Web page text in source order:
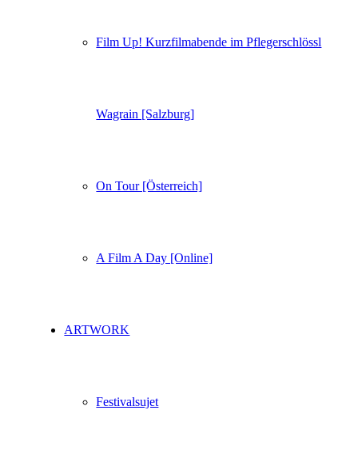
Film Up! Kurzfilmabende im Pflegerschlössl
Wagrain [Salzburg]
On Tour [Österreich]
A Film A Day [Online]
ARTWORK
Festivalsujet